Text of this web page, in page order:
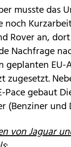
musste das
noch
Rover an,
Nachfrage
geplanten
zugesetzt.
Pacegebaut
(Benziner und
von Jaguar